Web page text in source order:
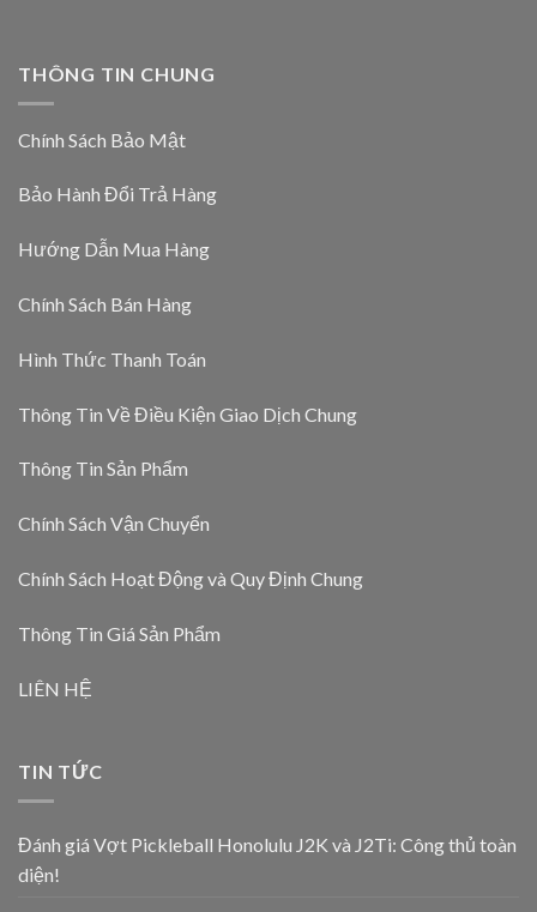
THÔNG TIN CHUNG
Chính Sách Bảo Mật
Bảo Hành Đổi Trả Hàng
Hướng Dẫn Mua Hàng
Chính Sách Bán Hàng
Hình Thức Thanh Toán
Thông Tin Về Điều Kiện Giao Dịch Chung
Thông Tin Sản Phẩm
Chính Sách Vận Chuyển
Chính Sách Hoạt Động và Quy Định Chung
Thông Tin Giá Sản Phẩm
LIÊN HỆ
TIN TỨC
Đánh giá Vợt Pickleball Honolulu J2K và J2Ti: Công thủ toàn
diện!